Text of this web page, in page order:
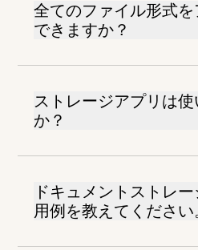
全てのファイル形式
できますか？
ストレージアプリは
か？
ドキュメントストレ
用例を教えてください